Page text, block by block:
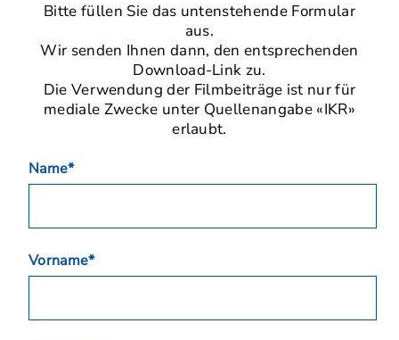
Bitte füllen Sie das untenstehende Formular
aus.
Wir senden Ihnen dann, den entsprechenden
Download-Link zu.
Die Verwendung der Filmbeiträge ist nur für
mediale Zwecke unter Quellenangabe «IKR»
erlaubt.
Name*
Vorname*